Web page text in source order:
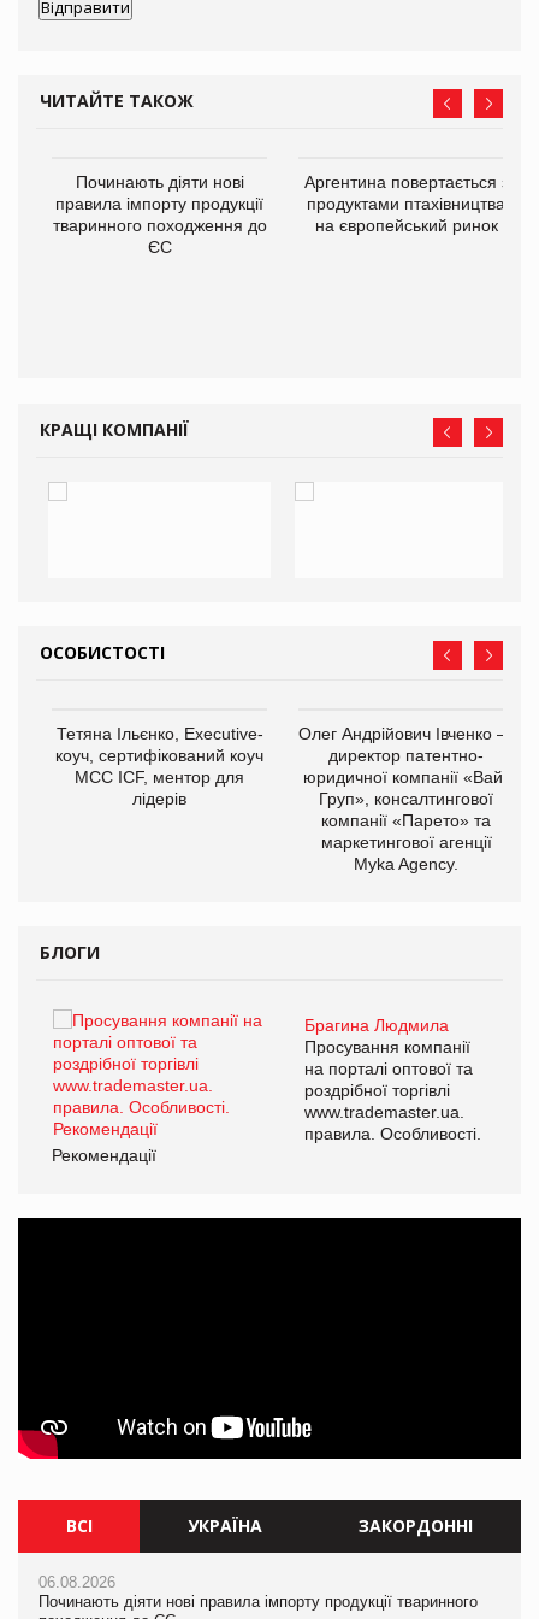
ЧИТАЙТЕ ТАКОЖ
Починають діяти нові
правила імпорту продукції
тваринного походження до
ЄС
Аргентина повертається з
продуктами птахівництва
на європейський ринок
КРАЩІ КОМПАНІЇ
ОСОБИСТОСТІ
Тетяна Ільєнко, Executive-
коуч, сертифікований коуч
МСС ICF, ментор для
лідерів
Олег Андрійович Івченко —
директор патентно-
юридичної компанії «Вайз
Груп», консалтингової
компанії «Парето» та
маркетингової агенції
Myka Agency.
БЛОГИ
Брагина Людмила
Просування компанії
на порталі оптової та
роздрібної торгівлі
www.trademaster.ua.
правила. Особливості.
Рекомендації
ВСІ УКРАЇНА ЗАКОРДОННІ
06.08.2026
Починають діяти нові правила імпорту продукції тваринного
06.08.2026
Смачна новинка для хвостатих: у VARUS з’явилися паучі
06.08.2026
Починають діяти нові правила імпорту продукції тваринного